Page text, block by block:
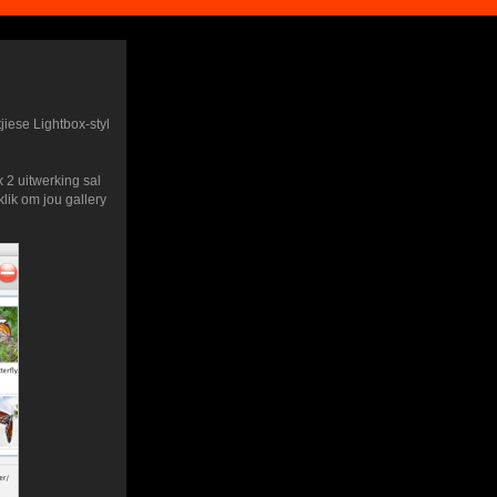
Lightbox-styl
2 uitwerking sal
om jou gallery